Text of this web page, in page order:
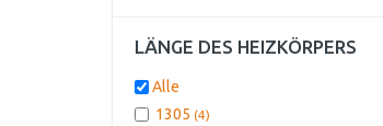
LÄNGE DES HEIZKÖRPERS
Alle
1305 (4)